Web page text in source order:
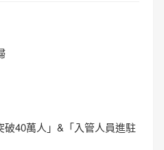
破40萬人」&「入管人員進駐